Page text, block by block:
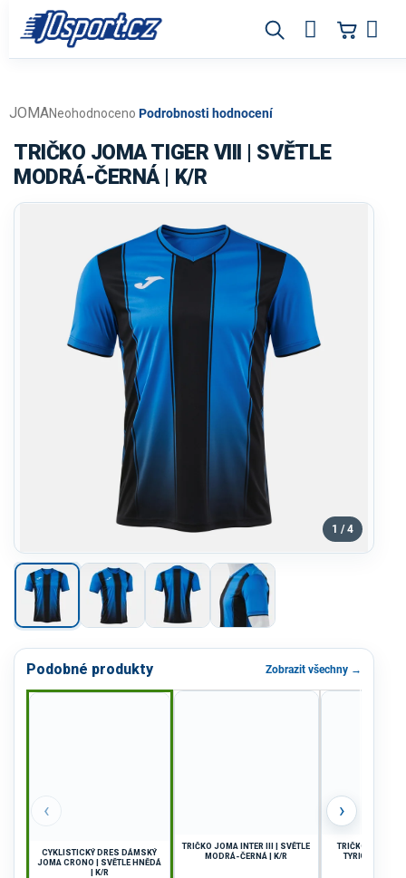
obsah
Průměrné
produktu
je
0,0
Neohodnoceno Podrobnosti hodnocení
JOMA
TRIČKO JOMA TIGER VIII | SVĚTLE
MODRÁ-ČERNÁ | K/R
1 / 4
Podobné produkty Zobrazit všechny →
‹
CYKLISTICKÝ DRES DÁMSKÝ
JOMA CRONO | SVĚTLE HNĚDÁ
| K/R
TRIČKO JOMA INTER III | SVĚTLE
MODRÁ-ČERNÁ | K/R
TRIČKO JOMA
TYRKYSOVÁ-
›